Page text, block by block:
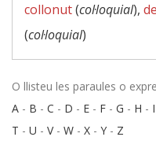
collonut(col·loquial),
(col·loquial)
O llisteu les paraules o
A - B - C - D - E - F - G - H - I
T - U - V- W - X - Y - Z